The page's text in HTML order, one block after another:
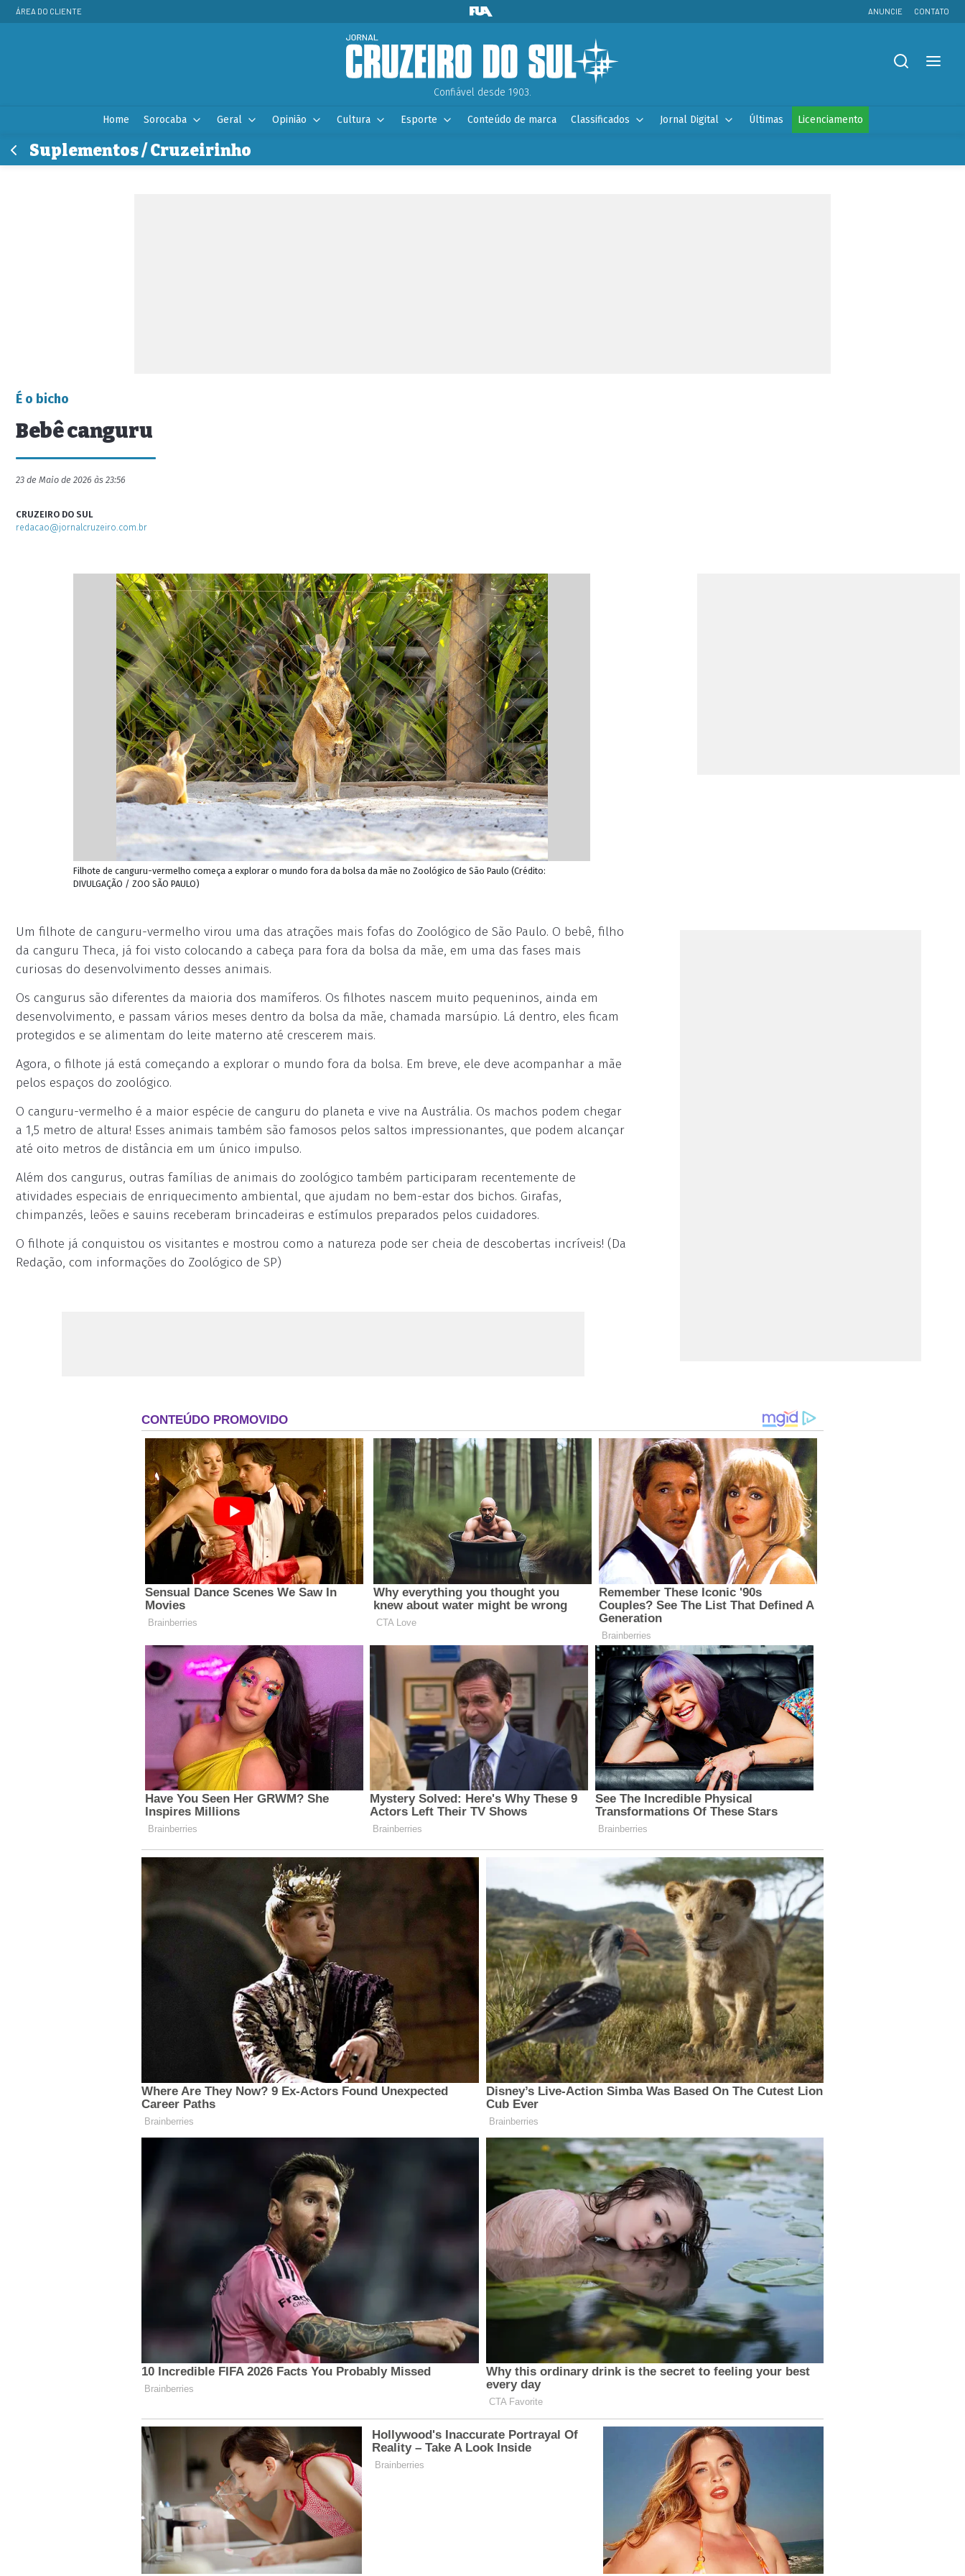
ÁREA DO CLIENTE ANUNCIE CONTATO
Confiável desde 1903.
Home Sorocaba Geral Opinião Cultura Esporte Conteúdo de marca Classificados Jornal Digital Últimas Licenciamento
Suplementos / Cruzeirinho
É o bicho
Bebê canguru
23 de Maio de 2026 às 23:56
CRUZEIRO DO SUL
redacao@jornalcruzeiro.com.br
Filhote de canguru-vermelho começa a explorar o mundo fora da bolsa da mãe no Zoológico de São Paulo (Crédito:
DIVULGAÇÃO / ZOO SÃO PAULO)
Um filhote de canguru-vermelho virou uma das atrações mais fofas do Zoológico de São Paulo. O bebê, filho
da canguru Theca, já foi visto colocando a cabeça para fora da bolsa da mãe, em uma das fases mais
curiosas do desenvolvimento desses animais.
Os cangurus são diferentes da maioria dos mamíferos. Os filhotes nascem muito pequeninos, ainda em
desenvolvimento, e passam vários meses dentro da bolsa da mãe, chamada marsúpio. Lá dentro, eles ficam
protegidos e se alimentam do leite materno até crescerem mais.
Agora, o filhote já está começando a explorar o mundo fora da bolsa. Em breve, ele deve acompanhar a mãe
pelos espaços do zoológico.
O canguru-vermelho é a maior espécie de canguru do planeta e vive na Austrália. Os machos podem chegar
a 1,5 metro de altura! Esses animais também são famosos pelos saltos impressionantes, que podem alcançar
até oito metros de distância em um único impulso.
Além dos cangurus, outras famílias de animais do zoológico também participaram recentemente de
atividades especiais de enriquecimento ambiental, que ajudam no bem-estar dos bichos. Girafas,
chimpanzés, leões e sauins receberam brincadeiras e estímulos preparados pelos cuidadores.
O filhote já conquistou os visitantes e mostrou como a natureza pode ser cheia de descobertas incríveis! (Da
Redação, com informações do Zoológico de SP)